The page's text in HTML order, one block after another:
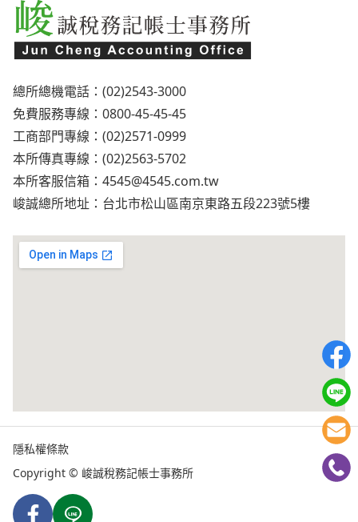
總所總機電話：(02)2543-3000
免費服務專線：0800-45-45-45
工商部門專線：(02)2571-0999
本所傳真專線：(02)2563-5702
本所客服信箱： 4545@4545.com.tw
峻誠總所地址：台北市松山區南京東路五段223號5樓
隱私權條款
Copyright © 峻誠稅務記帳士事務所